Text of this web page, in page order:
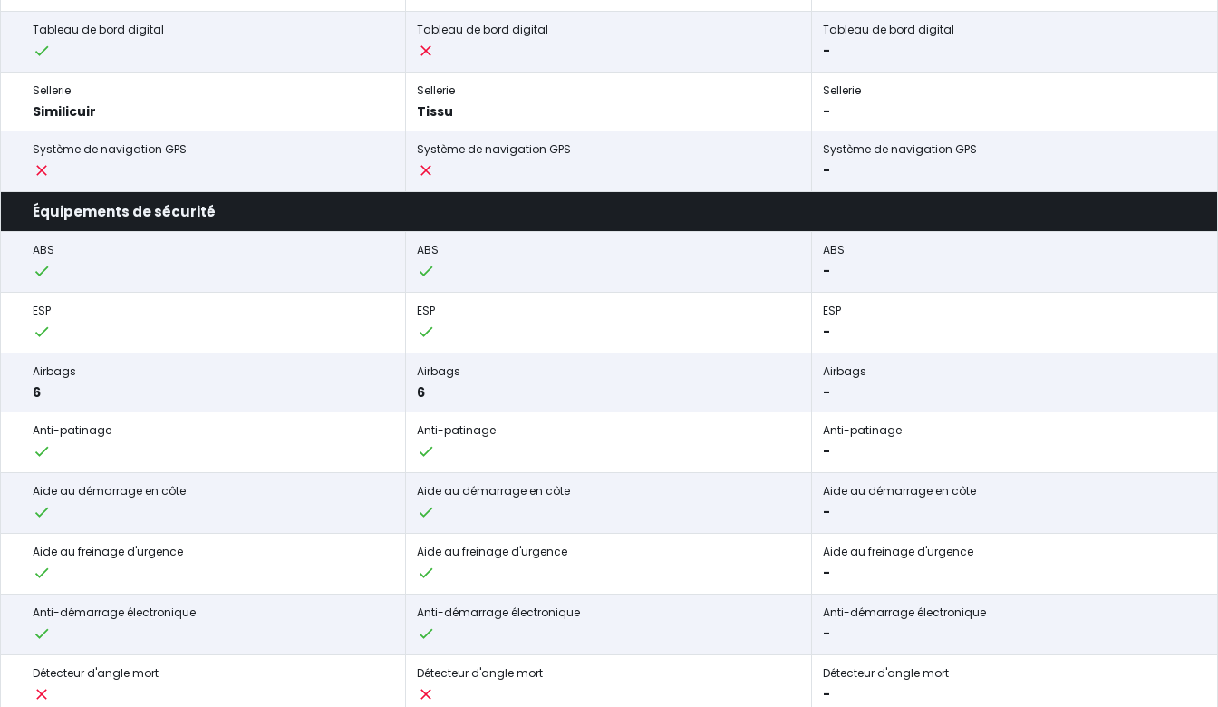
Tableau de bord digital Tableau de bord digital Tableau de bord digital
-
Sellerie
Similicuir
Sellerie
Tissu
Sellerie
-
Système de navigation GPS Système de navigation GPS Système de navigation GPS
-
Équipements de sécurité
ABS ABS ABS
-
ESP ESP ESP
-
Airbags
6
Airbags
6
Airbags
-
Anti-patinage Anti-patinage Anti-patinage
-
Aide au démarrage en côte Aide au démarrage en côte Aide au démarrage en côte
-
Aide au freinage d'urgence Aide au freinage d'urgence Aide au freinage d'urgence
-
Anti-démarrage électronique Anti-démarrage électronique Anti-démarrage électronique
-
Détecteur d'angle mort Détecteur d'angle mort Détecteur d'angle mort
-